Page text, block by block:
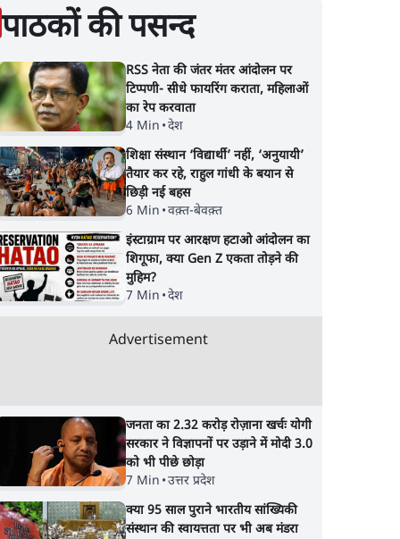
पाठकों की पसन्द
RSS नेता की जंतर मंतर आंदोलन पर
टिप्पणी- सीधे फायरिंग कराता, महिलाओं
का रेप करवाता
4 Min •देश
शिक्षा संस्थान ‘विद्यार्थी’ नहीं, ‘अनुयायी’
तैयार कर रहे, राहुल गांधी के बयान से
छिड़ी नई बहस
6 Min •वक़्त-बेवक़्त
इंस्टाग्राम पर आरक्षण हटाओ आंदोलन का
शिगूफा, क्या Gen Z एकता तोड़ने की
मुहिम?
7 Min •देश
Advertisement
जनता का 2.32 करोड़ रोज़ाना खर्चः योगी
सरकार ने विज्ञापनों पर उड़ाने में मोदी 3.0
को भी पीछे छोड़ा
7 Min •उत्तर प्रदेश
क्या 95 साल पुराने भारतीय सांख्यिकी
संस्थान की स्वायत्तता पर भी अब मंडरा